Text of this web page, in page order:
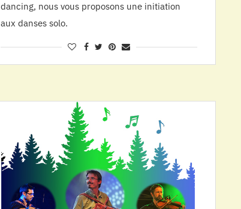
dancing, nous vous proposons une initiation
aux danses solo.